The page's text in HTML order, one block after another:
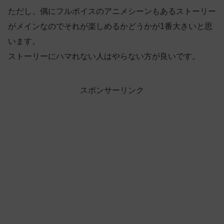
ただし、偶にフルボイスのアニメシーンもあるストーリー
がメインなのでそれが楽しめるかどうかが1番大きいと思
います。
ストーリーにハマれない人はやらない方が良いです。
スポンサーリンク